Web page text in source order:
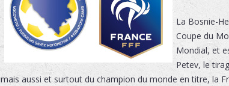
La Bosnie-
Coupe du
Mondial, et
Petev, le
mais aussi et surtout du champion du monde en titre, la